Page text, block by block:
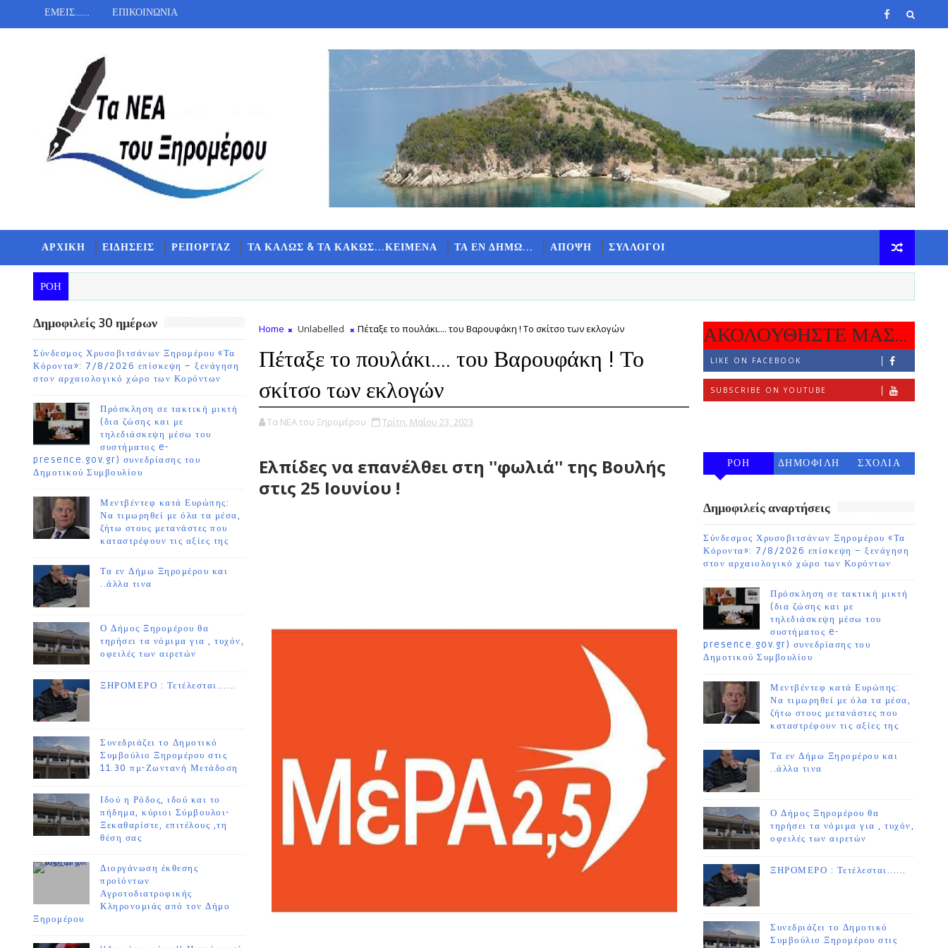
ΕΜΕΙΣ....... ΕΠΙΚΟΙΝΩΝΙΑ
ΑΡΧΙΚΗ ΕΙΔΗΣΕΙΣ ΡΕΠΟΡΤΑΖ ΤΑ ΚΑΛΩΣ & ΤΑ ΚΑΚΩΣ...ΚΕΙΜΕΝΑ ΤΑ ΕΝ ΔΗΜΩ... ΑΠΟΨΗ ΣΥΛΛΟΓΟΙ
ΡΟΗ
Δημοφιλείς 30 ημέρων
Σύνδεσμος Χρυσοβιτσάνων Ξηρομέρου «Τα
Κόροντα»: 7/8/2026 επίσκεψη – ξενάγηση
στον αρχαιολογικό χώρο των Κορόντων
Πρόσκληση σε τακτική μικτή
(δια ζώσης και με
τηλεδιάσκεψη μέσω του
συστήματος e-
presence.gov.gr) συνεδρίασης του
Δημοτικού Συμβουλίου
Μεντβέντεφ κατά Ευρώπης:
Να τιμωρηθεί με όλα τα μέσα,
ζήτω στους μετανάστες που
καταστρέφουν τις αξίες της
Τα εν Δήμω Ξηρομέρου και
..άλλα τινα
Ο Δήμος Ξηρομέρου θα
τηρήσει τα νόμιμα για , τυχόν,
οφειλές των αιρετών
ΞΗΡΟΜΕΡΟ : Τετέλεσται......
Συνεδριάζει το Δημοτικό
Συμβούλιο Ξηρομέρου στις
11.30 πμ-Ζωντανή Μετάδοση
Ιδού η Ρόδος, ιδού και το
πήδημα, κύριοι Σύμβουλοι-
Ξεκαθαρίστε, επιτέλους ,τη
θέση σας
Διοργάνωση έκθεσης
προϊόντων
Αγροτοδιατροφικής
Κληρονομιάς από τον Δήμο
Ξηρομέρου
Home Unlabelled Πέταξε το πουλάκι.... του Βαρουφάκη ! Το σκίτσο των εκλογών
Πέταξε το πουλάκι.... του Βαρουφάκη ! Το
σκίτσο των εκλογών
Τα ΝΕΑ του Ξηρομέρου Τρίτη, Μαΐου 23, 2023
Ελπίδες να επανέλθει στη ''φωλιά'' της Βουλής
στις 25 Ιουνίου !
ΑΚΟΛΟΥΘΗΣΤΕ ΜΑΣ...
LIKE ON FACEBOOK
SUBSCRIBE ON YOUTUBE
ΡΟΗ
ΔΗΜΟΦΙΛΗ
ΣΧΟΛΙΑ
Δημοφιλείς αναρτήσεις
Σύνδεσμος Χρυσοβιτσάνων Ξηρομέρου «Τα
Κόροντα»: 7/8/2026 επίσκεψη – ξενάγηση
στον αρχαιολογικό χώρο των Κορόντων
Πρόσκληση σε τακτική μικτή
(δια ζώσης και με
τηλεδιάσκεψη μέσω του
συστήματος e-
presence.gov.gr) συνεδρίασης του
Δημοτικού Συμβουλίου
Μεντβέντεφ κατά Ευρώπης:
Να τιμωρηθεί με όλα τα μέσα,
ζήτω στους μετανάστες που
καταστρέφουν τις αξίες της
Τα εν Δήμω Ξηρομέρου και
..άλλα τινα
Ο Δήμος Ξηρομέρου θα
τηρήσει τα νόμιμα για , τυχόν,
οφειλές των αιρετών
ΞΗΡΟΜΕΡΟ : Τετέλεσται......
Συνεδριάζει το Δημοτικό
Συμβούλιο Ξηρομέρου στις